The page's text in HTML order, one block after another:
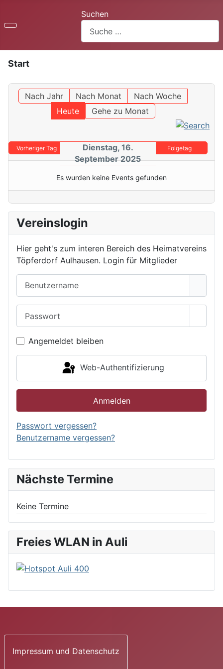
Suchen
Start
Nach Jahr Nach Monat
Nach Woche
Heute
Gehe zu Monat
Vorheriger Tag
Dienstag, 16.
September 2025
Folgetag
Es wurden keine Events gefunden
Vereinslogin
Hier geht's zum interen Bereich des Heimatvereins
Töpferdorf Aulhausen. Login für Mitglieder
Angemeldet bleiben
Web-Authentifizierung
Anmelden
Passwort vergessen?
Benutzername vergessen?
Nächste Termine
Keine Termine
Freies WLAN in Auli
Impressum und Datenschutz